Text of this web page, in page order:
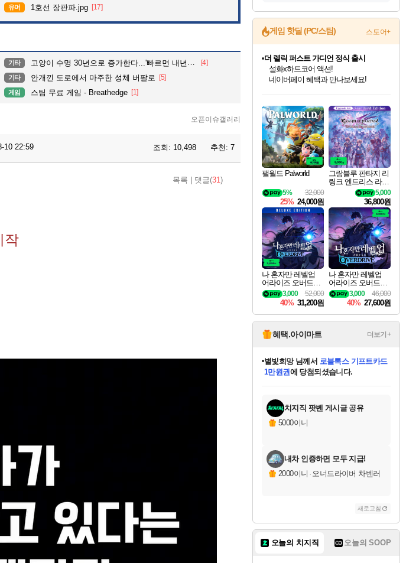
유머 1호선 장판파.jpg [17]
기타 고양이 수명 30년으로 증가한다...'빠르면 내년부터 상용화' [4]
기타 안개낀 도로에서 마주한 성체 버팔로 [5]
게임 스팀 무료 게임 - Breathedge [1]
오픈이슈갤러리
10 22:59 조회: 10,498 추천: 7
목록 댓글(31)
작
게임 핫딜 (PC/스팀) 스토어+
최대 90% 할인가를 만나보세요!
네이버혜택과 함께 만나보세요!
50%할인&추가 적립까지!
네이버 포인트 혜택까지!
이니&베니 혜택까지!
네이버 혜택가와 함께 예약하세요!
할인&네이버혜택으로 만나보세요!
더 렐릭 퍼스트 가디언 정식 출시
설화x하드코어 액션!
네이버페이 혜택과 만나보세요!
40주년 프로모션으로 만나보세요!
할인가에 만나보세요!
일부 에디션 상시 할인!
혜택으로 예약 판매 중
편안하게 충전하세요
팰월드 Palworld
32,000
5%
25% 24,000원
그랑블루 판타지 리
링크 엔드리스 라그
나로크 업그레이드
킷 Granblue Fantasy
Relink Endless Ragn
arok Upgrade Kit DL
C
5,000
36,800원
나 혼자만 레벨업
어라이즈 오버드라
이브 디럭스 에디션
Solo Leveling Arise
Overdrive Deluxe Edi
tion
52,000
3,000
40% 31,200원
나 혼자만 레벨업
어라이즈 오버드라
이브 Solo Leveling A
rise
46,000
3,000
40% 27,600원
혜택.아이마트 더보기+
교환.
당첨되셨습니다.
당첨되셨습니다.
당첨되셨습니다.
별빛희망님께서 로블록스 기프트카드
1만원권에 당첨되셨습니다.
당첨되셨습니다.
당첨되셨습니다.
당첨되셨습니다.
당첨되셨습니다.
에디션 (스팀코드)를 교환.
당첨되셨습니다.
치지직 팟벤 게시글 공유
5000이니
내차 인증하면 모두 지급!
2000이니 · 오너드라이버 차벤러
새로고침
오늘의 치지직 오늘의 SOOP